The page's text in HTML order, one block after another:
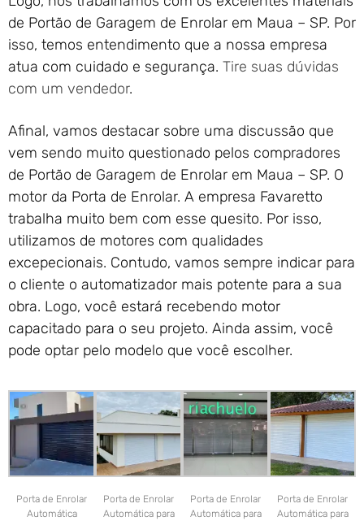
Portão de Garagem de
RJ
de Portão de Garagem de Enrolar em Maua – SP. Por
isso, temos entendimento que a nossa empresa
atua com cuidado e segurança. Tire suas dúvidas
com um vendedor.
Afinal, vamos destacar sobre uma discussão que
vem sendo muito questionado pelos compradores
de Portão de Garagem de Enrolar em Maua – SP. O
motor da Porta de Enrolar. A empresa Favaretto
trabalha muito bem com esse quesito. Por isso,
utilizamos de motores com qualidades
excepecionais. Contudo, vamos sempre indicar para
o cliente o automatizador mais potente para a sua
obra. Logo, você estará recebendo motor
capacitado para o seu projeto. Ainda assim, você
pode optar pelo modelo que você escolher.
Porta de Enrolar
Automática
Porta de Enrolar
Automática para
Porta de Enrolar
Automática para
Porta de Enrolar
Automática para